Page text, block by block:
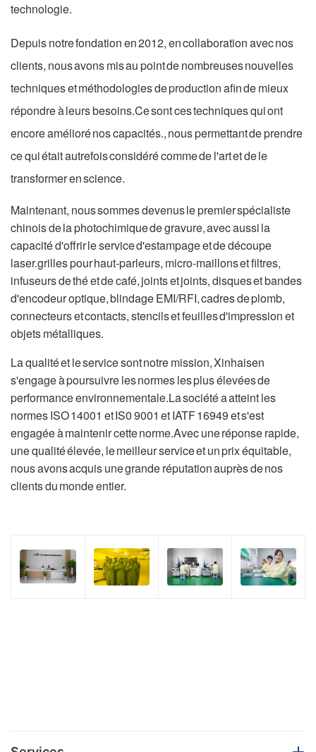
technologie.
Depuis notre fondation en 2012, en collaboration avec nos
clients, nous avons mis au point de nombreuses nouvelles
techniques et méthodologies de production afin de mieux
répondre à leurs besoins.Ce sont ces techniques qui ont
encore amélioré nos capacités., nous permettant de prendre
ce qui était autrefois considéré comme de l'art et de le
transformer en science.
Maintenant, nous sommes devenus le premier spécialiste
chinois de la photochimique de gravure, avec aussi la
capacité d'offrir le service d'estampage et de découpe
laser.grilles pour haut-parleurs, micro-maillons et filtres,
infuseurs de thé et de café, joints et joints, disques et bandes
d'encodeur optique, blindage EMI/RFI, cadres de plomb,
connecteurs et contacts, stencils et feuilles d'impression et
objets métalliques.
La qualité et le service sont notre mission, Xinhaisen
s'engage à poursuivre les normes les plus élevées de
performance environnementale.La société a atteint les
normes ISO 14001 et IS0 9001 et IATF 16949 et s'est
engagée à maintenir cette norme.Avec une réponse rapide,
une qualité élevée, le meilleur service et un prix équitable,
nous avons acquis une grande réputation auprès de nos
clients du monde entier.